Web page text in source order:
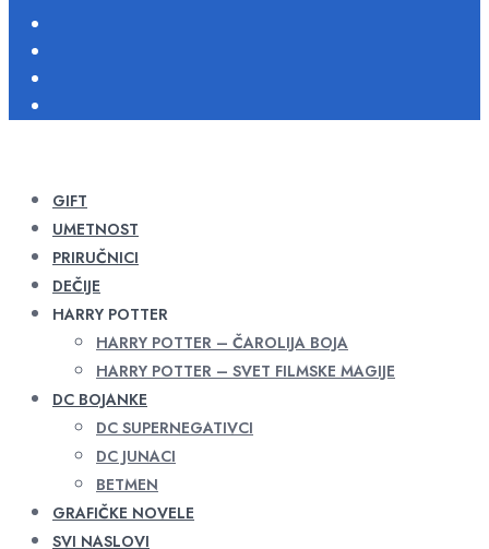
GIFT
UMETNOST
PRIRUČNICI
DEČIJE
HARRY POTTER
HARRY POTTER – ČAROLIJA BOJA
HARRY POTTER – SVET FILMSKE MAGIJE
DC BOJANKE
DC SUPERNEGATIVCI
DC JUNACI
BETMEN
GRAFIČKE NOVELE
SVI NASLOVI